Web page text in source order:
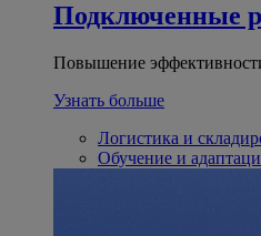
Подключенные
Повышение
Узнать больше
Логистика и
Обучение и